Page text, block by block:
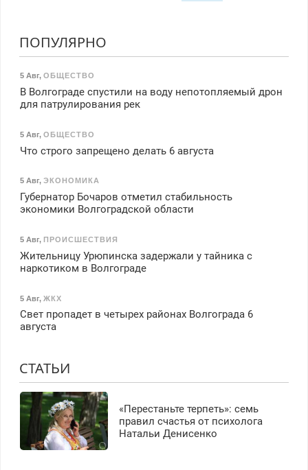
ПОПУЛЯРНО
5 Авг, ОБЩЕСТВО
В Волгограде спустили на воду непотопляемый дрон
для патрулирования рек
5 Авг, ОБЩЕСТВО
Что строго запрещено делать 6 августа
5 Авг, ЭКОНОМИКА
Губернатор Бочаров отметил стабильность
экономики Волгоградской области
5 Авг, ПРОИСШЕСТВИЯ
Жительницу Урюпинска задержали у тайника с
наркотиком в Волгограде
5 Авг, ЖКХ
Свет пропадет в четырех районах Волгограда 6
августа
СТАТЬИ
«Перестаньте терпеть»: семь
правил счастья от психолога
Натальи Денисенко